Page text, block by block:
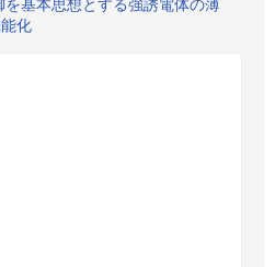
基本思想とする強誘電体の薄
化